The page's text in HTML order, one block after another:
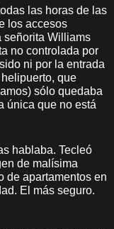
las horas de las
los accesos
señorita Williams
no controlada por
ni por la entrada
que
sólo quedaba
única que no está
hablaba. Tecleó
de malísima
de apartamentos en
El más seguro.